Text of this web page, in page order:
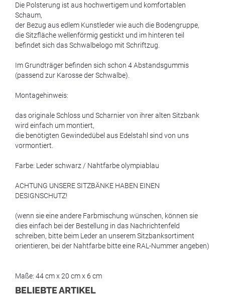
Die Polsterung ist aus hochwertigem und komfortablen
Schaum,
der Bezug aus edlem Kunstleder wie auch die Bodengruppe,
die Sitzfläche wellenförmig gestickt und im hinteren teil
befindet sich das Schwalbelogo mit Schriftzug.
Im Grundträger befinden sich schon 4 Abstandsgummis
(passend zur Karosse der Schwalbe).
Montagehinweis:
das originale Schloss und Scharnier von ihrer alten Sitzbank
wird einfach um montiert,
die benötigten Gewindedübel aus Edelstahl sind von uns
vormontiert.
Farbe: Leder schwarz / Nahtfarbe olympiablau
ACHTUNG UNSERE SITZBÄNKE HABEN EINEN
DESIGNSCHUTZ!
(wenn sie eine andere Farbmischung wünschen, können sie
dies einfach bei der Bestellung in das Nachrichtenfeld
schreiben, bitte beim Leder an unserem Sitzbanksortiment
orientieren, bei der Nahtfarbe bitte eine RAL-Nummer angeben)
Maße: 44 cm x 20 cm x 6 cm
BELIEBTE ARTIKEL